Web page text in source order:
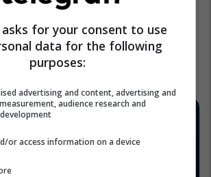
brenda regjimit se doli nga lufta
force. /Telegrafi/
for your consent to use
data for the following
purposes:
advertising and content, advertising and
audience research and
or access information on a device